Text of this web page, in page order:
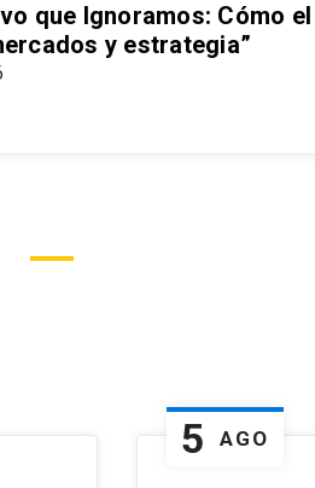
que Ignoramos: Cómo
y estrategia”
5 AGO